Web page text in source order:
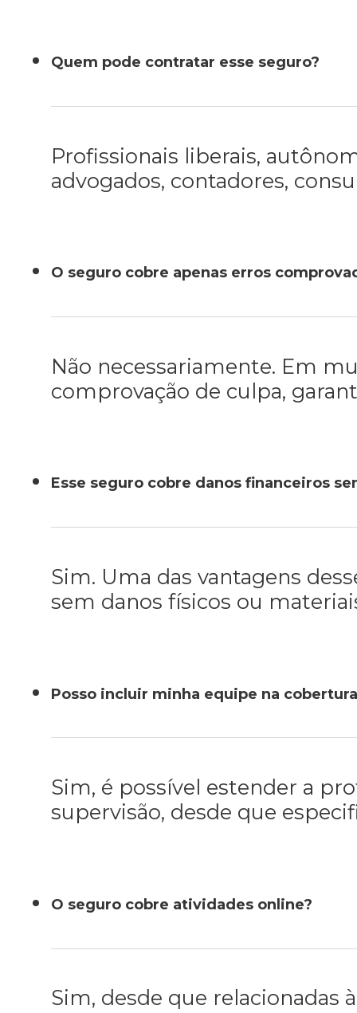
Quem pode contratar esse seguro?
Profissionais liberais,
advogados, contadores,
O seguro cobre apenas erros
Não necessariamente. Em
comprovação de culpa,
Esse seguro cobre danos financeiros
Sim. Uma das vantagens
sem danos físicos ou
Posso incluir minha equipe na
Sim, é possível estender a
supervisão, desde que
O seguro cobre atividades online?
Sim, desde que relacionadas